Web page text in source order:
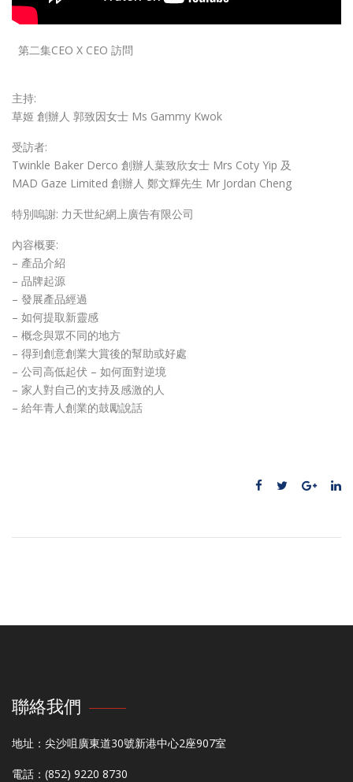
第二集CEO X CEO 訪問
主持:
草姬 創辦人 郭致因女士 Ms Gammy Kwok
受訪者:
Twinkle Baker Derco 創辦人葉致欣女士 Mrs Coty Yip 及
MAD Gaze Limited 創辦人 鄭文輝先生 Mr Jordan Cheng
特別嗚謝: 力天世紀網上廣告有限公司
內容概要:
– 產品介紹
– 品牌起源
– 發展產品經過
– 如何提取新靈感
– 概念與眾不同的地方
– 得到創意創業大賞後的幫助或好處
– 公司高低起伏 – 如何面對逆境
– 家人對自己的支持及感激的人
– 給年青人創業的鼓勵說話
聯絡我們
地址：尖沙咀廣東道30號新港中心2座907室
電話：(852) 9220 8730